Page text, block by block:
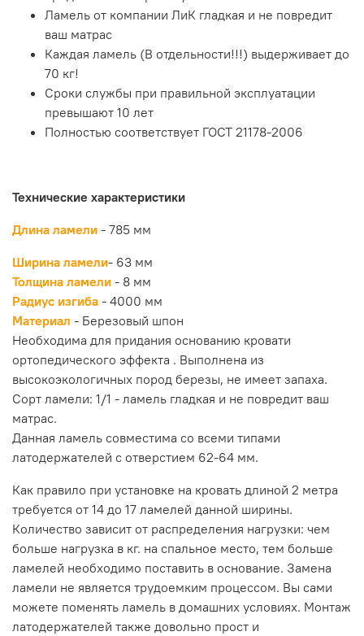
ламелей необходимо поставить в основание. Замена
ламели не является трудоемким процессом. Вы сами
можете поменять ламель в домашних условиях. Монтаж
латодержателей также довольно прост и
осуществляется в зависимости от типа основания
(металлическое/деревянное).
Ламель 785-63-8 мм является гнуто-клееным изделеем
с правильным радиусом 4000 мм., поэтому если длина
ламель до нужной вам длины ножовкой. Пилить данную
ламель можно с одной стороны, при этом своих
ортопедических свойств она не потеряет.
Ламель 785-63-8 мм полностью соответствует ГОСТу
21178-2006
Ламель от компании ЛиК гладкая и не повредит
ваш матрас
Каждая ламель (В отдельности!!!) выдерживает до
70 кг!
Сроки службы при правильной эксплуатации
превышают 10 лет
Полностью соответствует ГОСТ 21178-2006
Технические характеристики
Длина ламели - 785 мм
Ширина ламели- 63 мм
Толщина ламели - 8 мм
Радиус изгиба - 4000 мм
Материал - Березовый шпон
Необходима для придания основанию кровати
ортопедического эффекта . Выполнена из
высокоэкологичных пород березы, не имеет запаха.
Сорт ламели: 1/1 - ламель гладкая и не повредит ваш
матрас.
Данная ламель совместима со всеми типами
латодержателей с отверстием 62-64 мм.
Как правило при установке на кровать длиной 2 метра
требуется от 14 до 17 ламелей данной ширины.
Количество зависит от распределения нагрузки: чем
больше нагрузка в кг. на спальное место, тем больше
ламелей необходимо поставить в основание. Замена
ламели не является трудоемким процессом. Вы сами
можете поменять ламель в домашних условиях. Монтаж
латодержателей также довольно прост и